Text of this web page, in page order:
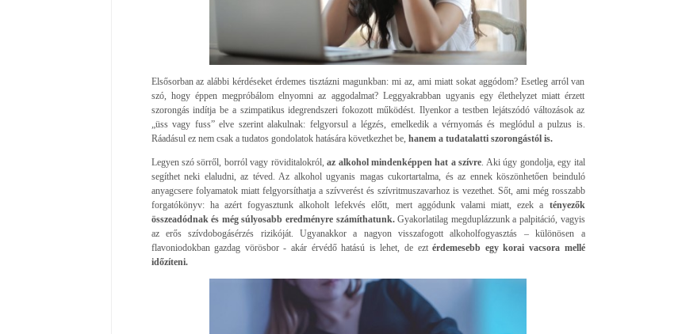
Elsősorban az alábbi kérdéseket érdemes tisztázni magunkban: mi az, ami miatt sokat aggódom? Esetleg arról van
szó, hogy éppen megpróbálom elnyomni az aggodalmat? Leggyakrabban ugyanis egy élethelyzet miatt érzett
szorongás indítja be a szimpatikus idegrendszeri fokozott működést. Ilyenkor a testben lejátszódó változások az
„üss vagy fuss” elve szerint alakulnak: felgyorsul a légzés, emelkedik a vérnyomás és meglódul a pulzus is.
Ráadásul ez nem csak a tudatos gondolatok hatására következhet be, hanem a tudatalatti szorongástól is.
Legyen szó sörről, borról vagy röviditalokról,az alkohol mindenképpen hat a szívre . Aki úgy gondolja, egy ital
segíthet neki elaludni, az téved. Az alkohol ugyanis magas cukortartalma, és az ennek köszönhetően beinduló
anyagcsere folyamatok miatt felgyorsíthatja a szívverést és szívritmuszavarhoz is vezethet. Sőt, ami még rosszabb
forgatókönyv: ha azért fogyasztunk alkoholt lefekvés előtt, mert aggódunk valami miatt, ezek a tényezők
összeadódnak és még súlyosabb eredményre számíthatunk.Gyakorlatilag megduplázzunk a palpitáció, vagyis
az erős szívdobogásérzés rizikóját. Ugyanakkor a nagyon visszafogott alkoholfogyasztás – különösen a
flavoniodokban gazdag vörösbor - akár érvédő hatású is lehet, de eztérdemesebb egy korai vacsora mellé
időzíteni.